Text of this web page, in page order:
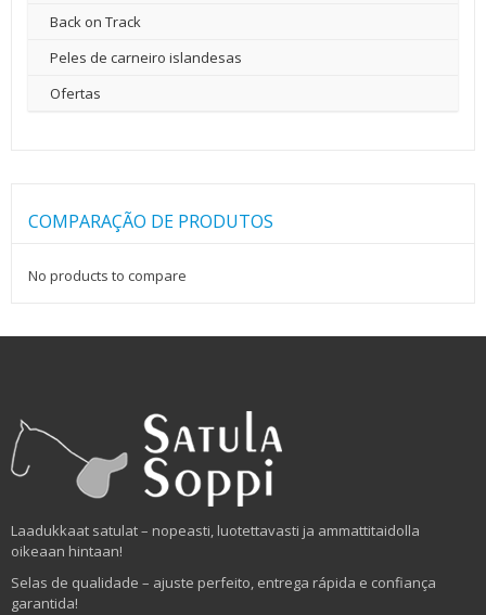
Back on Track
Peles de carneiro islandesas
Ofertas
COMPARAÇÃO DE PRODUTOS
No products to compare
Laadukkaat satulat – nopeasti, luotettavasti ja ammattitaidolla
oikeaan hintaan!
Selas de qualidade – ajuste perfeito, entrega rápida e confiança
garantida!